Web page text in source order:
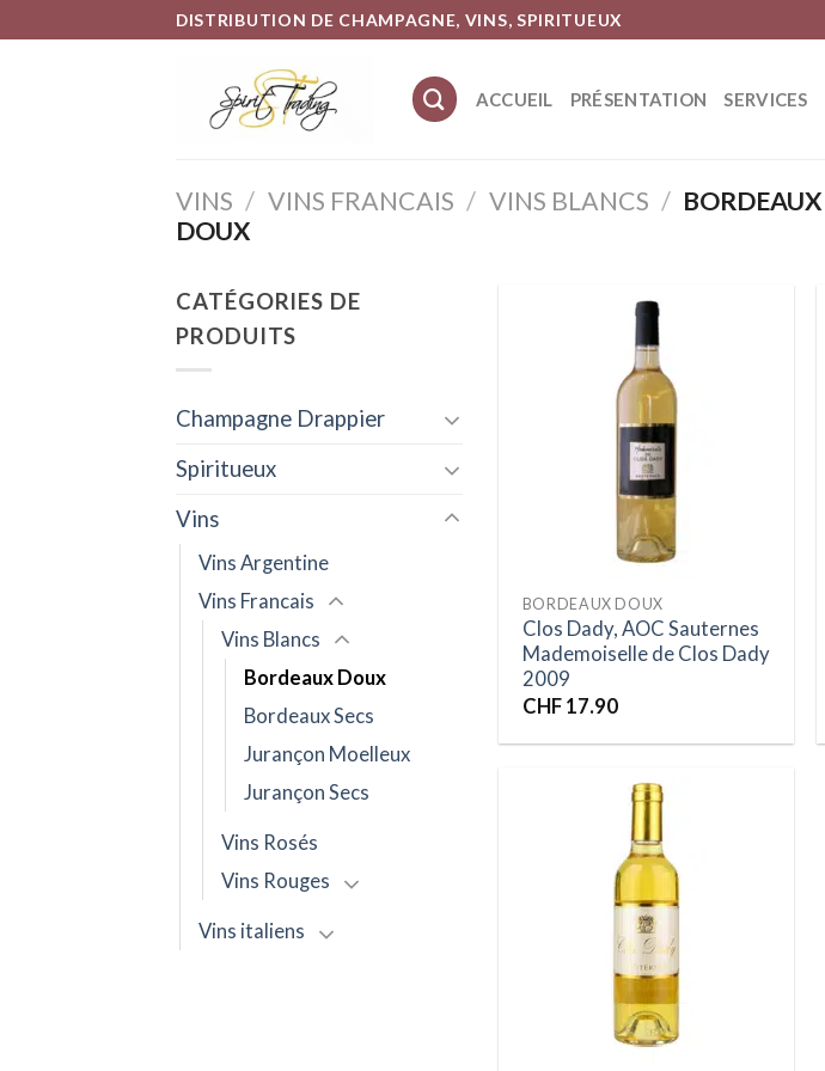
DISTRIBUTION DE CHAMPAGNE, VINS, SPIRITUEUX
ACCUEIL PRÉSENTATION SERVICES
VINS / VINS FRANCAIS / VINS BLANCS / BORDEAUX
DOUX
CATÉGORIES DE
PRODUITS
Champagne Drappier
Spiritueux
Vins
Vins Argentine
Vins Francais
Vins Blancs
Bordeaux Doux
Bordeaux Secs
Jurançon Moelleux
Jurançon Secs
Vins Rosés
Vins Rouges
Vins italiens
BORDEAUX DOUX
Clos Dady, AOC Sauternes
Mademoiselle de Clos Dady
2009
CHF17.90